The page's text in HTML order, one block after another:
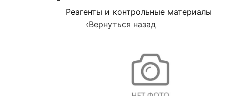
Реагенты и контрольные материалы
‹Вернуться назад